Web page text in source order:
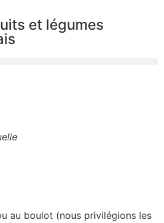
et légumes
au boulot (nous privilégions les